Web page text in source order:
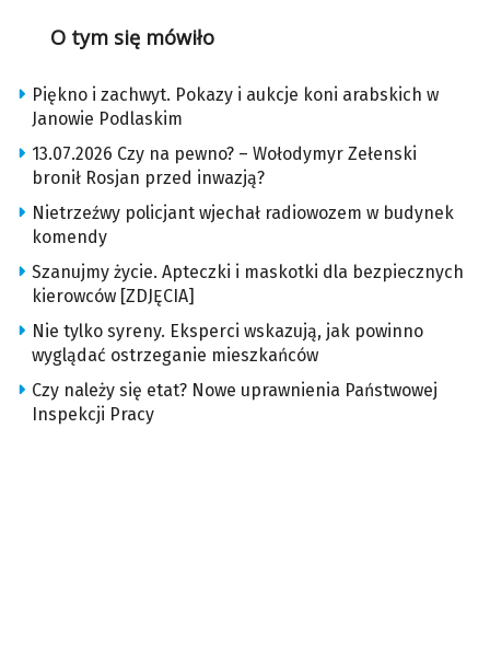
O tym się mówiło
Piękno i zachwyt. Pokazy i aukcje koni arabskich w
Janowie Podlaskim
13.07.2026 Czy na pewno? – Wołodymyr Zełenski
bronił Rosjan przed inwazją?
Nietrzeźwy policjant wjechał radiowozem w budynek
komendy
Szanujmy życie. Apteczki i maskotki dla bezpiecznych
kierowców [ZDJĘCIA]
Nie tylko syreny. Eksperci wskazują, jak powinno
wyglądać ostrzeganie mieszkańców
Czy należy się etat? Nowe uprawnienia Państwowej
Inspekcji Pracy